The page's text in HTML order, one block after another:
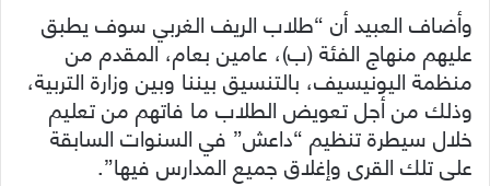
وأضاف العبيد أن “طلاب الريف الغربي سوف يطبق
عليهم منهاج الفئة (ب)، عامين بعام، المقدم من
منظمة اليونيسيف، بالتنسيق بيننا وبين وزارة التربية،
وذلك من أجل تعويض الطلاب ما فاتهم من تعليم
خلال سيطرة تنظيم “داعش” في السنوات السابقة
على تلك القرى وإغلاق جميع المدارس فيها”.